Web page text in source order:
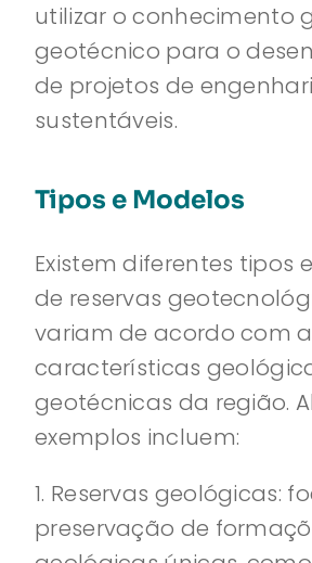
utilizar o conhecimento
geotécnico para o
de projetos de
sustentáveis.
Tipos e Modelos
Existem diferentes tipos
de reservas
variam de acordo com
características
geotécnicas da região.
exemplos incluem:
1. Reservas geológicas:
preservação de